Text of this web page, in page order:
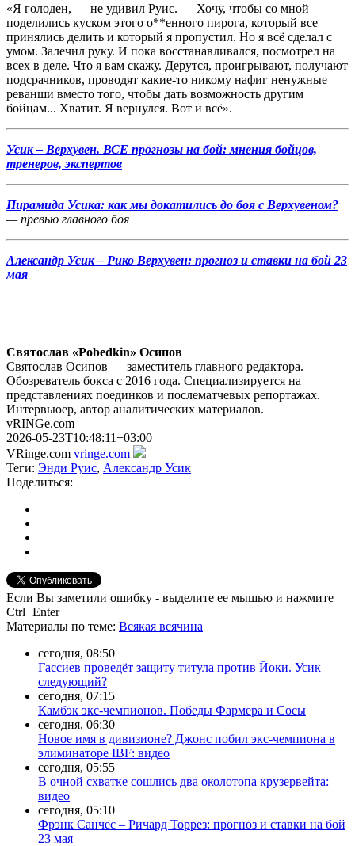
«Я голоден, — не удивил Руис. — Хочу, чтобы со мной
поделились куском этого о**енного пирога, который все
принялись делить и который я пропустил. Но я всё сделал с
умом. Залечил руку. И пока восстанавливался, посмотрел на
всех в деле. Что я вам скажу. Дерутся, проигрывают, получают
подсрачников, проводят какие-то никому нафиг ненужные
реванши вместо того, чтобы дать возможность другим
бойцам... Хватит. Я вернулся. Вот и всё».
Усик – Верхувен. ВСЕ прогнозы на бой: мнения бойцов,
тренеров, экспертов
Пирамида Усика: как мы докатились до боя с Верхувеном?
—превью главного боя
Александр Усик – Рико Верхувен: прогноз и ставки на бой 23
мая
Святослав «Pobedkin» Осипов
Святослав Осипов — заместитель главного редактора.
Обозреватель бокса с 2016 года. Специализируется на
представлениях поединков и послематчевых репортажах.
Интервьюер, автор аналитических материалов.
vRINGe.com
2026-05-23T10:48:11+03:00
VRinge.com vringe.com
Теги: Энди Руис, Александр Усик
Поделиться:
Если Вы заметили ошибку - выделите ее мышью и нажмите
Ctrl+Enter
Материалы по теме: Всякая всячина
сегодня, 08:50
Гассиев проведёт защиту титула против Йоки. Усик
следующий?
сегодня, 07:15
Камбэк экс-чемпионов. Победы Фармера и Сосы
сегодня, 06:30
Новое имя в дивизионе? Джонс побил экс-чемпиона в
элиминаторе IBF: видео
сегодня, 05:55
В очной схватке сошлись два околотопа крузервейта:
видео
сегодня, 05:10
Фрэнк Санчес – Ричард Торрез: прогноз и ставки на бой
23 мая